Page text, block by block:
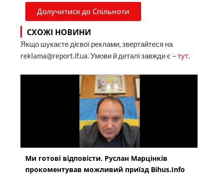
Долучитися до Спільноти
СХОЖІ НОВИНИ
Якщо шукаєте дієвої реклами, звертайтеся на
reklama@report.if.ua. Умови й деталі завжди є –тут.
Ми готові відповісти. Руслан Марцінків
прокоментував можливий приїзд Bihus.Info